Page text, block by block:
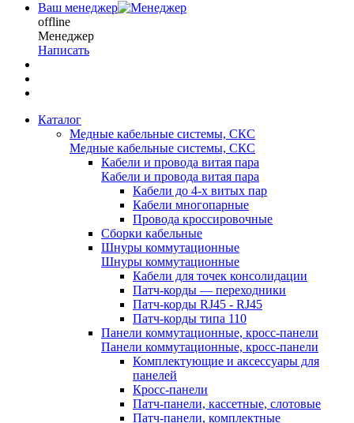
Ваш менеджер
offline
Менеджер
Написать
Каталог
Медные кабельные системы, СКС
Медные кабельные системы, СКС
Кабели и провода витая пара
Кабели и провода витая пара
Кабели до 4-х витых пар
Кабели многопарные
Провода кроссировочные
Сборки кабельные
Шнуры коммутационные
Шнуры коммутационные
Кабели для точек консолидации
Патч-корды — переходники
Патч-корды RJ45 - RJ45
Патч-корды типа 110
Панели коммутационные, кросс-панели
Панели коммутационные, кросс-панели
Комплектующие и аксессуары для
панелей
Кросс-панели
Патч-панели, кассетные, слотовые
Патч-панели, комплектные